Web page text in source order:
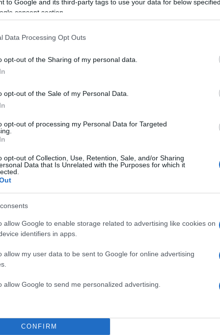
to Google and its third-party tags to use your data for below
consent section.
Data Processing Opt Outs
opt-out of the Sharing of my personal data.
opt-out of the Sale of my Personal Data.
opt-out of processing my Personal Data for Targeted
opt-out of Collection, Use, Retention, Sale, and/or Sharing
Data that Is Unrelated with the Purposes for which it
allow Google to enable storage related to advertising like cookies on
identifiers in apps.
allow my user data to be sent to Google for online advertising
allow Google to send me personalized advertising.
CONFIRM
2000 /
από reCAPTCHA, ισχύουνΠολιτική Απορρήτου
Αθλητικά
ΜΑΝΤΣΕΣΤΕΡ
Share:
το Νewsit.gr στο
η πλατφόρμα –
στην Αράχωβα
της Βρετανίδας
Πιο
178 Μητσοτάκης
διασύνδεση
εμπιστοσύνης»
134 Το τελευταίο
φτιαγμένος
είπε ο